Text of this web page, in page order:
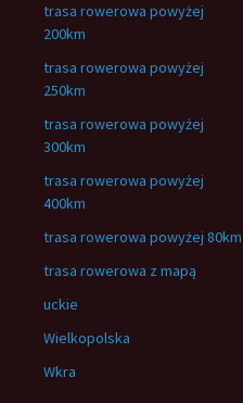
trasa rowerowa powyżej
200km
trasa rowerowa powyżej
250km
trasa rowerowa powyżej
300km
trasa rowerowa powyżej
400km
trasa rowerowa powyżej 80km
trasa rowerowa z mapą
uckie
Wielkopolska
Wkra